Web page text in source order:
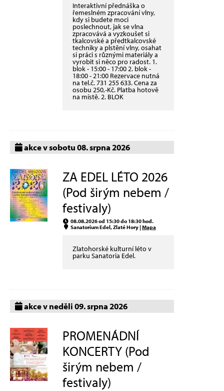
Interaktivní přednáška o
řemeslném zpracování vlny,
kdy si budete moci
poslechnout, jak se vlna
zpracovává a vyzkoušet si
tkalcovské a předtkalcovské
techniky a plstění vlny, osahat
si práci s různými materiály a
vyrobit si něco pro radost. 1.
blok - 15:00 - 17:00 2. blok -
18:00 - 21:00 Rezervace nutná
na tel.č. 731 255 633. Cena za
osobu 250,-Kč. Platba hotově
na místě. 2. BLOK
akce v sobotu 08. srpna 2026
ZA EDEL LÉTO 2026
(Pod širým nebem /
festivaly)
08.08.2026 od 15:30 do 18:30 hod.
Sanatorium Edel, Zlaté Hory |Mapa
Zlatohorské kulturní léto v
parku Sanatoria Edel.
akce v neděli 09. srpna 2026
PROMENÁDNÍ
KONCERTY (Pod
širým nebem /
festivaly)